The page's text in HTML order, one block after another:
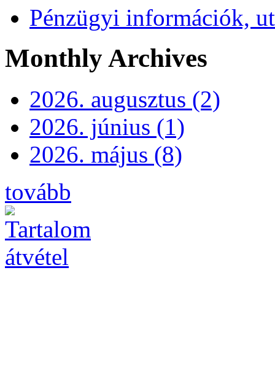
Pénzügyi információk,
Monthly Archives
2026. augusztus (2)
2026. június (1)
2026. május (8)
tovább